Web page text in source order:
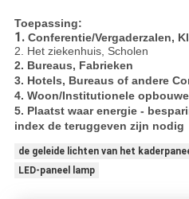
Toepassing:
1. Conferentie/Vergaderzalen,
2. Het ziekenhuis, Scholen
2. Bureaus, Fabrieken
3. Hotels, Bureaus of andere
4. Woon/Institutionele
5. Plaatst waar energie -
index de teruggeven zijn nodig
de geleide lichten van het
LED-paneel lamp